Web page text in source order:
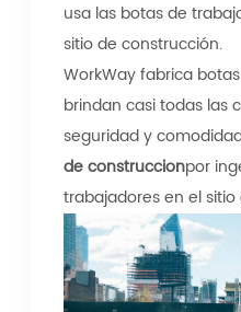
usa las botas de
sitio de construcción.
WorkWay fabrica
brindan casi todas las
seguridad y
de construccionpor
trabajadores en el